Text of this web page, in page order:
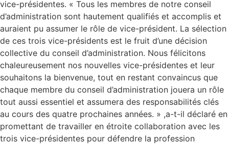
vice-présidentes. « Tous les membres de notre conseil
d’administration sont hautement qualifiés et accomplis et
auraient pu assumer le rôle de vice-président. La sélection
de ces trois vice-présidents est le fruit d’une décision
collective du conseil d’administration. Nous félicitons
chaleureusement nos nouvelles vice-présidentes et leur
souhaitons la bienvenue, tout en restant convaincus que
chaque membre du conseil d’administration jouera un rôle
tout aussi essentiel et assumera des responsabilités clés
au cours des quatre prochaines années. » ,a-t-il déclaré en
promettant de travailler en étroite collaboration avec les
trois vice-présidentes pour défendre la profession